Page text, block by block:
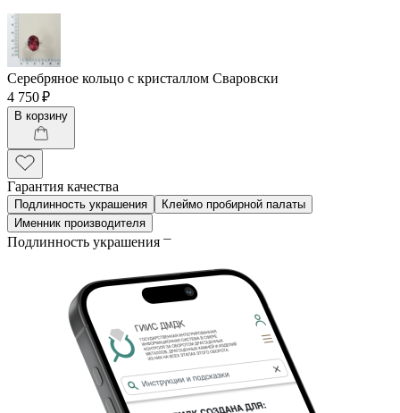
Серебряное кольцо с кристаллом Сваровски
4 750 ₽
В корзину
Гарантия качества
Подлинность украшения
Клеймо пробирной палаты
Именник производителя
Подлинность украшения